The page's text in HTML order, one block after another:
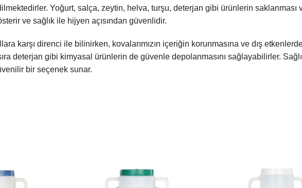
Yoğurt, salça, zeytin, helva, turşu, deterjan gibi ürünlerin saklanması
ve sağlık ile hijyen açısından güvenlidir.
karşı direnci ile bilinirken, kovalarımızın içeriğin korunmasına ve dış
deterjan gibi kimyasal ürünlerin de güvenle depolanmasını sağlayabilirler.
bir seçenek sunar.